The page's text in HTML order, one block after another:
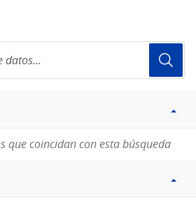
que coincidan con esta búsqueda